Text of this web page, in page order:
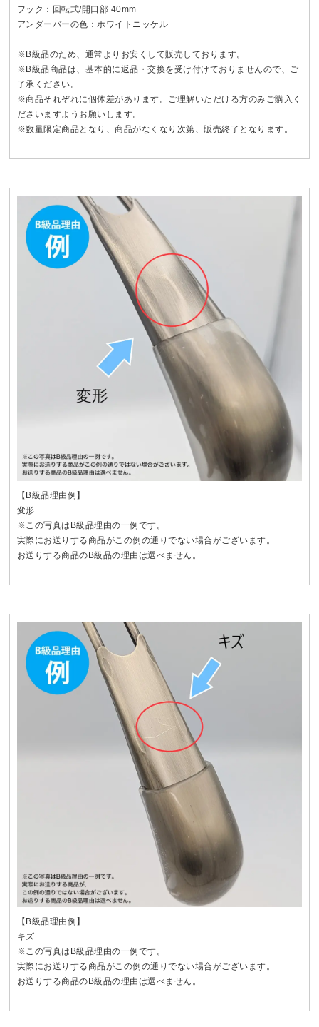
フック：回転式/開口部 40mm
アンダーバーの色：ホワイトニッケル
※B級品のため、通常よりお安くして販売しております。
※B級品商品は、基本的に返品・交換を受け付けておりませんので、ご
了承ください。
※商品それぞれに個体差があります。ご理解いただける方のみご購入く
ださいますようお願いします。
※数量限定商品となり、商品がなくなり次第、販売終了となります。
【B級品理由例】
変形
※この写真はB級品理由の一例です。
実際にお送りする商品がこの例の通りでない場合がございます。
お送りする商品のB級品の理由は選べません。
【B級品理由例】
キズ
※この写真はB級品理由の一例です。
実際にお送りする商品がこの例の通りでない場合がございます。
お送りする商品のB級品の理由は選べません。